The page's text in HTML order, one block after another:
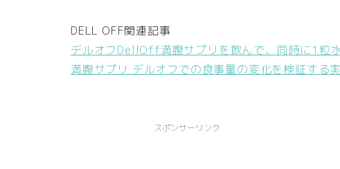
DELL OFF関連記事
デルオフDellOff満腹サプリを飲んで、同時に1粒
満腹サプリ デルオフでの食事量の変化を検証する
スポンサーリンク